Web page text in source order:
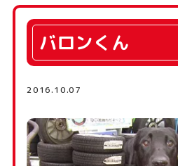
バロンくん
2016.10.07